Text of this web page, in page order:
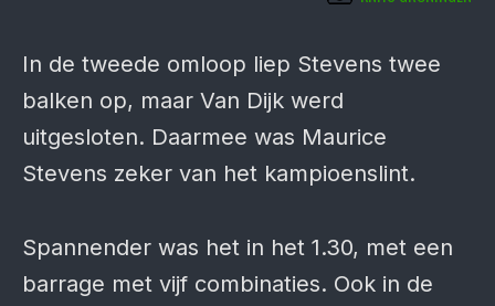
In de tweede omloop liep Stevens twee
balken op, maar Van Dijk werd
uitgesloten. Daarmee was Maurice
Stevens zeker van het kampioenslint.
Spannender was het in het 1.30, met een
barrage met vijf combinaties. Ook in de